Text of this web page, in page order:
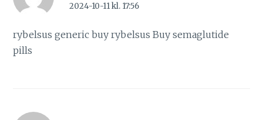
2024-10-11 kl. 17:56
rybelsus genericbuy rybelsus Buy semaglutide
pills